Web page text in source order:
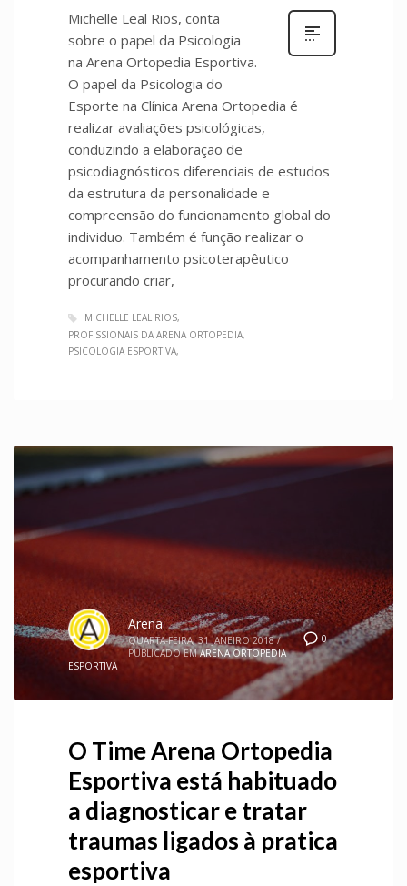
Michelle Leal Rios, conta
sobre o papel da Psicologia
na Arena Ortopedia Esportiva.
O papel da Psicologia do
Esporte na Clínica Arena Ortopedia é
realizar avaliações psicológicas,
conduzindo a elaboração de
psicodiagnósticos diferenciais de estudos
da estrutura da personalidade e
compreensão do funcionamento global do
individuo. Também é função realizar o
acompanhamento psicoterapêutico
procurando criar,
MICHELLE LEAL RIOS
PROFISSIONAIS DA ARENA ORTOPEDIA
PSICOLOGIA ESPORTIVA
0
Arena
QUARTA-FEIRA, 31 JANEIRO 2018 /
PUBLICADO EM ARENA ORTOPEDIA
ESPORTIVA
O Time Arena Ortopedia
Esportiva está habituado
a diagnosticar e tratar
traumas ligados à pratica
esportiva